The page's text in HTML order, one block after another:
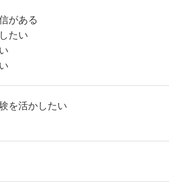
がある
たい
を活かしたい